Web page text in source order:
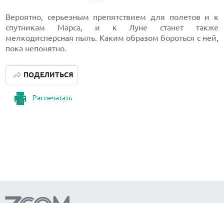
Вероятно, серьезным препятствием для полетов и к
спутникам Марса, и к Луне станет также
мелкодисперсная пыль. Каким образом бороться с ней,
пока непонятно.
Распечатать
ПОДЕЛИТЬСЯ